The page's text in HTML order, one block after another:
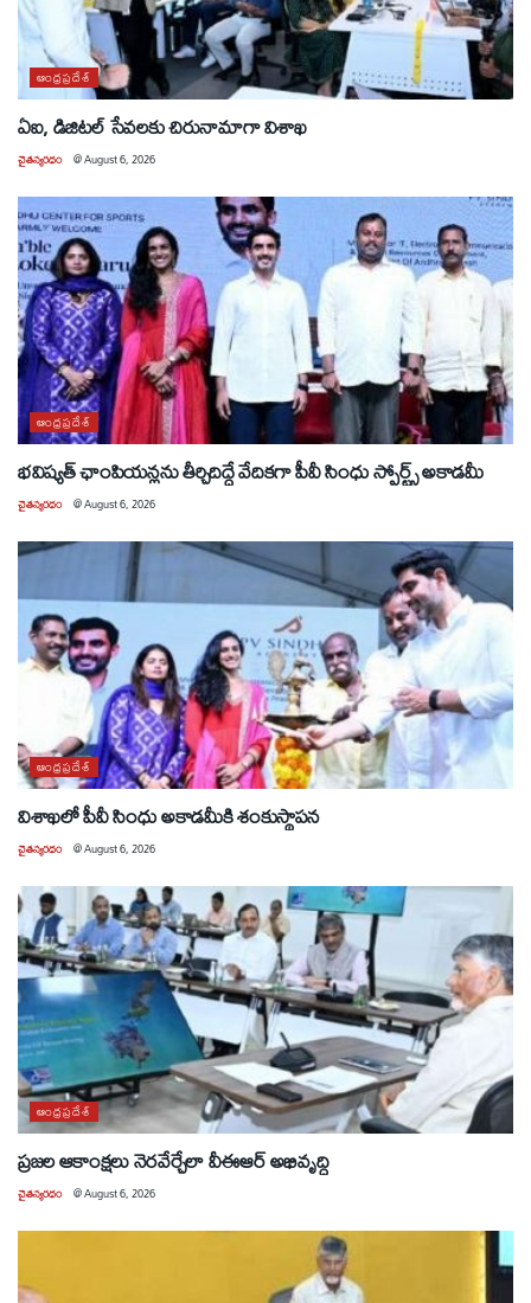
ఆంధ్రప్రదేశ్
ఏఐ, డిజిటల్ సేవలకు చిరునామాగా విశాఖ
చైతన్యరధం @August 6, 2026
ఆంధ్రప్రదేశ్
భవిష్యత్ ఛాంపియన్లను తీర్చిదిద్దే వేదికగా పీవీ సింధు స్పోర్ట్స్ అకాడమీ
చైతన్యరధం @August 6, 2026
ఆంధ్రప్రదేశ్
విశాఖలో పీవీ సింధు అకాడమీకి శంకుస్థాపన
చైతన్యరధం @August 6, 2026
ఆంధ్రప్రదేశ్
ప్రజల ఆకాంక్షలు నెరవేర్చేలా వీఈఆర్ అభివృద్ధి
చైతన్యరధం @August 6, 2026